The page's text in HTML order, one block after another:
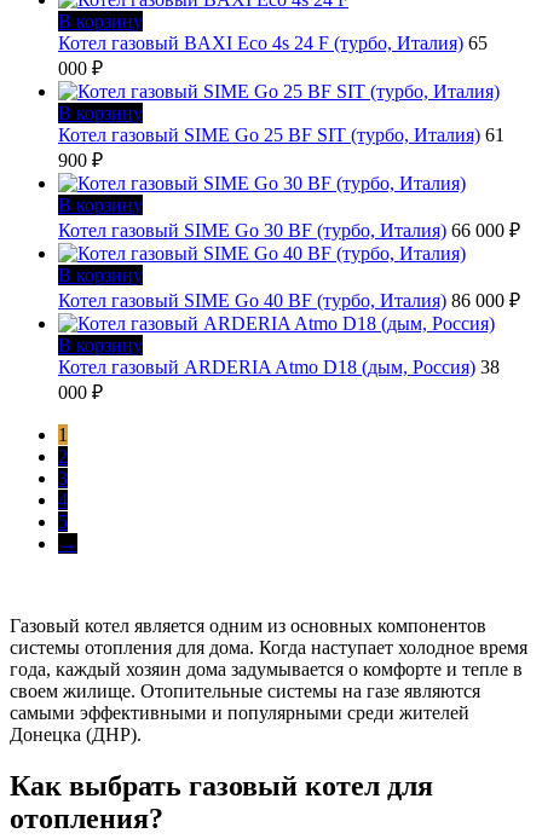
В корзину
Котел газовый BAXI Eco 4s 24 F (турбо, Италия) 65
000 ₽
В корзину
Котел газовый SIME Go 25 BF SIT (турбо, Италия) 61
900 ₽
В корзину
Котел газовый SIME Go 30 BF (турбо, Италия) 66 000 ₽
В корзину
Котел газовый SIME Go 40 BF (турбо, Италия) 86 000 ₽
В корзину
Котел газовый ARDERIA Atmo D18 (дым, Россия) 38
000 ₽
1
2
3
4
5
→
Газовый котел является одним из основных компонентов
системы отопления для дома. Когда наступает холодное время
года, каждый хозяин дома задумывается о комфорте и тепле в
своем жилище. Отопительные системы на газе являются
самыми эффективными и популярными среди жителей
Донецка (ДНР).
Как выбрать газовый котел для
отопления?